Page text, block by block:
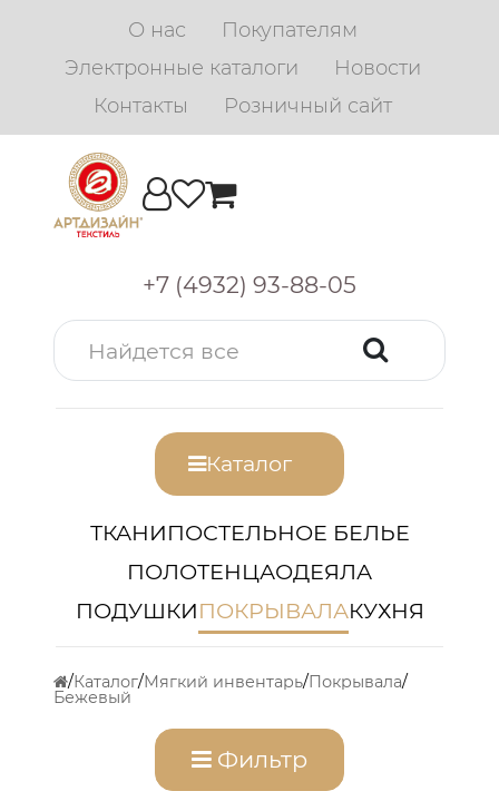
О нас
Покупателям
Электронные каталоги
Новости
Контакты
Розничный сайт
+7 (4932) 93-88-05
Каталог
ТКАНИПОСТЕЛЬНОЕ БЕЛЬЕ
ПОЛОТЕНЦАОДЕЯЛА
ПОДУШКИПОКРЫВАЛАКУХНЯ
Каталог Мягкий инвентарь Покрывала
Бежевый
Фильтр